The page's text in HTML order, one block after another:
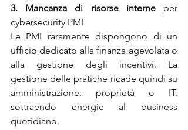
3. Mancanza di risorse interne per
cybersecurity PMI
Le PMI raramente dispongono di un
ufficio dedicato alla finanza agevolata o
alla gestione degli incentivi. La
gestione delle pratiche ricade quindi su
amministrazione, proprietà o IT,
sottraendo energie al business
quotidiano.